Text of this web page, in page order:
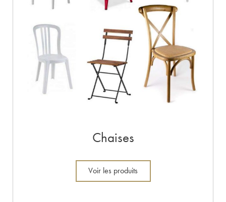
Chaises
Voir les produits